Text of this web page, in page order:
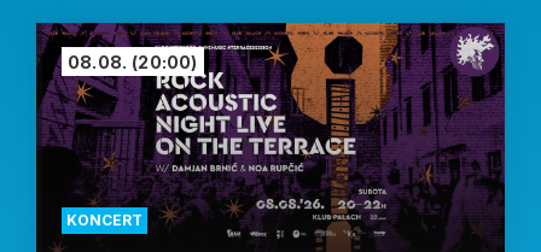
KONCERT
08.08. (20:00)